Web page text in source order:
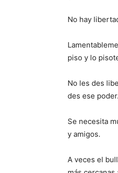
No hay
piso y lo
No les des
des ese poder.
Se necesita
y amigos.
A veces el